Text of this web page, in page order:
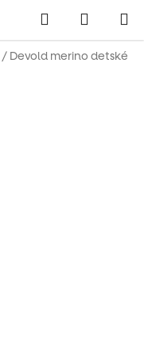
Hľadať
KOŠÍK
/ Devold merino detské